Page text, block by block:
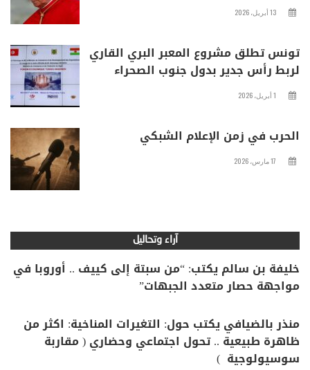
13 أبريل، 2026
تونس تطلق مشروع المعبر البري القاري
لربط رأس جدير بدول جنوب الصحراء
1 أبريل، 2026
الحرب في زمن الإعلام الشبكي
17 مارس، 2026
آراء وتحاليل
خليفة بن سالم يكتب: “من سبتة إلى كييف .. أوروبا في
مواجهة حصار متعدد الجبهات”
منذر بالضيافي يكتب حول: التغيرات المناخية: اكثر من
ظاهرة طبيعية .. تحول اجتماعي وحضاري ( مقاربة
سوسيولوجية )